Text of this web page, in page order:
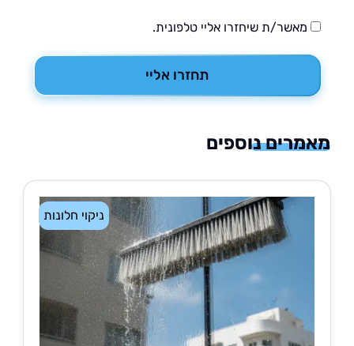
מאשר/ת שיחזרו אליי טלפונית.
תחזרו אליי
נוספים
ניקוי חלונות